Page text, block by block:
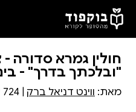
דלג לתוכן הראשי
חולין גמרא סדורה
"ובלכתך בדרך" -
מאת: ווינט דניאל ברק